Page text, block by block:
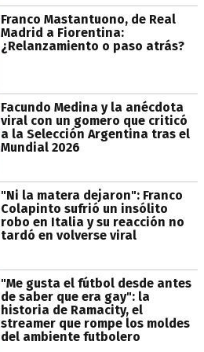
Franco Mastantuono, de Real
Madrid a Fiorentina:
¿Relanzamiento o paso atrás?
Facundo Medina y la anécdota
viral con un gomero que criticó
a la Selección Argentina tras el
Mundial 2026
"Ni la matera dejaron": Franco
Colapinto sufrió un insólito
robo en Italia y su reacción no
tardó en volverse viral
"Me gusta el fútbol desde antes
de saber que era gay": la
historia de Ramacity, el
streamer que rompe los moldes
del ambiente futbolero